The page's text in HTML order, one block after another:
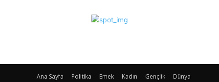
Ana Sayfa Politika Emek Kadın Gençlik Dünya